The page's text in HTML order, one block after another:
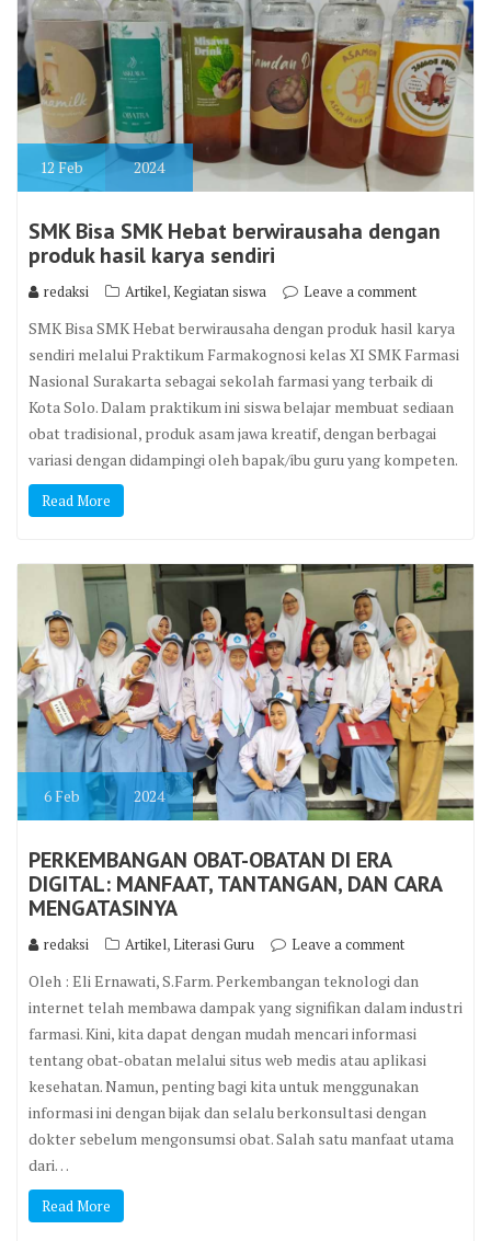
12Feb 2024
SMK Bisa SMK Hebat berwirausaha dengan
produk hasil karya sendiri
redaksi Artikel,Kegiatan siswa Leave a comment
SMK Bisa SMK Hebat berwirausaha dengan produk hasil karya
sendiri melalui Praktikum Farmakognosi kelas XI SMK Farmasi
Nasional Surakarta sebagai sekolah farmasi yang terbaik di
Kota Solo. Dalam praktikum ini siswa belajar membuat sediaan
obat tradisional, produk asam jawa kreatif, dengan berbagai
variasi dengan didampingi oleh bapak/ibu guru yang kompeten.
Read More
6 Feb 2024
PERKEMBANGAN OBAT-OBATAN DI ERA
DIGITAL: MANFAAT, TANTANGAN, DAN CARA
MENGATASINYA
redaksi Artikel,Literasi Guru Leave a comment
Oleh : Eli Ernawati, S.Farm. Perkembangan teknologi dan
internet telah membawa dampak yang signifikan dalam industri
farmasi. Kini, kita dapat dengan mudah mencari informasi
tentang obat-obatan melalui situs web medis atau aplikasi
kesehatan. Namun, penting bagi kita untuk menggunakan
informasi ini dengan bijak dan selalu berkonsultasi dengan
dokter sebelum mengonsumsi obat. Salah satu manfaat utama
dari…
Read More